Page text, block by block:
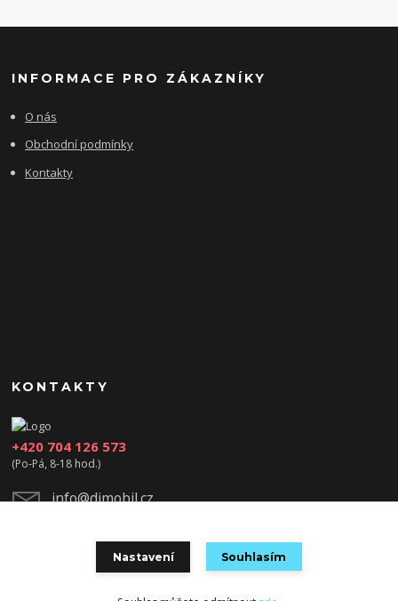
INFORMACE PRO ZÁKAZNÍKY
O nás
Obchodní podmínky
Kontakty
KONTAKTY
+420 704 126 573
(Po-Pá, 8-18 hod.)
info@djmobil.cz
Nastavení Souhlasím